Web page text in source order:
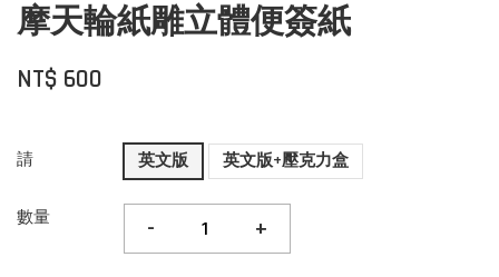
摩天輪紙雕立體便簽紙
NT$ 600
請 英文版 英文版+壓克力盒
數量 - +